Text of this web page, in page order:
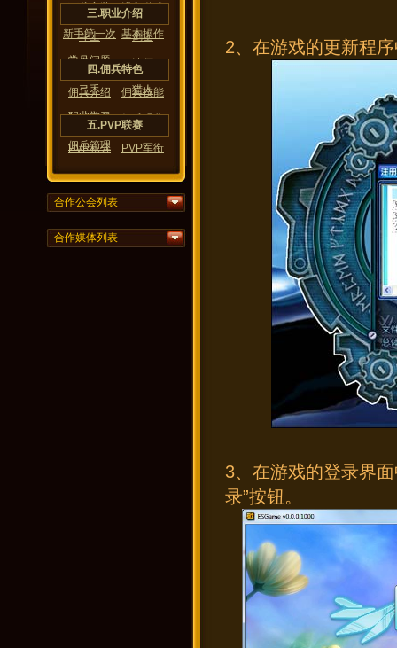
下载安装 进入游戏
新手第一次 基本操作
常见问题
三.职业介绍
斗士
剑士
矛兵 法师
弓手 猎人
职业学习
四.佣兵特色
佣兵介绍
佣兵技能
佣兵合成 佣兵强化
佣兵管理
五.PVP联赛
PVP积分
PVP军衔
PVP规则
合作公会列表
合作媒体列表
2、在游戏的更新程
3、在游戏的登录界
录”按钮。